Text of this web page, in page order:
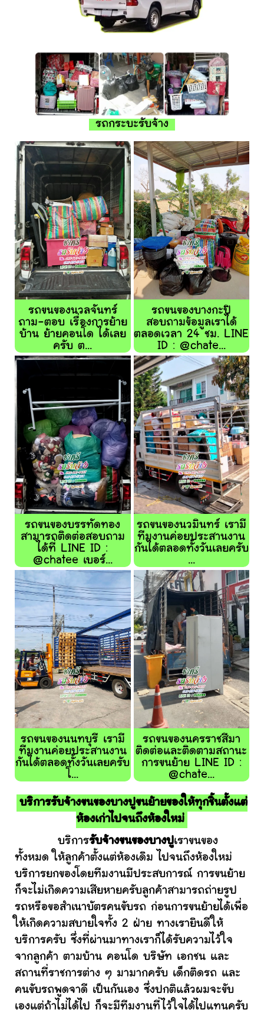
รถกระบะรับจ้าง
รถขนของนวลจันทร์
ถาม-ตอบ เรื่องการย้าย
บ้าน ย้ายคอนโด ได้เลย
ครับ ต...
รถขนของบางกะปิ
สอบถามข้อมูลเราได้
ตลอดเวลา 24 ชม. LINE
ID : @chate...
รถขนของบรรทัดทอง
สามารถติดต่อสอบถาม
ได้ที่ LINE ID :
@chatee เบอร์...
รถขนของนวมินทร์ เรามี
ทีมงานค่อยประสานงาน
กันได้ตลอดทั้งวันเลยครับ
...
รถขนของนนทบุรี เรามี
ทีมงานค่อยประสานงาน
กันได้ตลอดทั้งวันเลยครับ
โ...
รถขนของนครราชสีมา
ติดต่อและติดตามสถานะ
การขนย้าย LINE ID :
@chate...
บริการรับจ้างขนของบางปูขนย้ายของให้ทุกชิ้นตั้งแต่
ห้องเก่าไปจนถึงห้องใหม่
บริการรับจ้างขนของบางปูเราขนของ
ทั้งหมด ให้ลูกค้าตั้งแต่ห้องเดิม ไปจนถึงห้องใหม่
บริการยกของโดยทีมงานมีประสบการณ์ การขนย้าย
ก็จะไม่เกิดความเสียหายครับลูกค้าสามารถถ่ายรูป
รถหรือขอสำเนาบัตรคนขับรถ ก่อนการขนย้ายได้เพื่อ
ให้เกิดความสบายใจทั้ง 2 ฝ่าย ทางเรายินดีให้
บริการครับ ซึ่งที่ผ่านมาทางเราก็ได้รับความไว้ใจ
จากลูกค้า ตามบ้าน คอนโด บริษัท เอกชน และ
สถานที่ราชการต่าง ๆ มามากครับ เด็กติดรถ และ
คนขับรถพูดจาดี เป็นกันเอง ซึ่งปกติแล้วผมจะขับ
เองแต่ถ้าไม่ได้ไป ก็จะมีทีมงานที่ไว้ใจได้ไปแทนครับ